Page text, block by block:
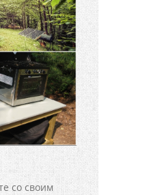
со своим